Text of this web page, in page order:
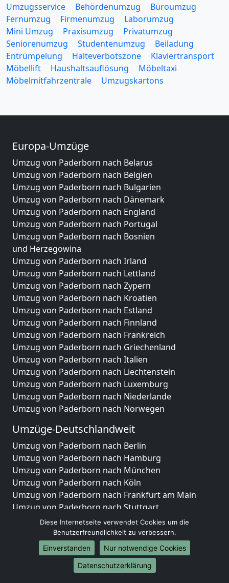
Umzugsservice Behördenumzug
Büroumzug
Fernumzug
Firmenumzug
Laborumzug
Mini Umzug
Praxisumzug
Privatumzug
Seniorenumzug
Studentenumzug
Beiladung
Entrümpelung
Halteverbotszone
Klaviertransport
Möbellift
Haushaltsauflösung
Möbeltaxi
Möbelmitfahrzentrale
Umzugskartons
Europa-Umzüge
Umzug von Paderborn nach Belarus
Umzug von Paderborn nach Belgien
Umzug von Paderborn nach Bulgarien
Umzug von Paderborn nach Dänemark
Umzug von Paderborn nach England
Umzug von Paderborn nach Portugal
Umzug von Paderborn nach Bosnien
und Herzegowina
Umzug von Paderborn nach Irland
Umzug von Paderborn nach Lettland
Umzug von Paderborn nach Zypern
Umzug von Paderborn nach Kroatien
Umzug von Paderborn nach Estland
Umzug von Paderborn nach Finnland
Umzug von Paderborn nach Frankreich
Umzug von Paderborn nach Griechenland
Umzug von Paderborn nach Italien
Umzug von Paderborn nach Liechtenstein
Umzug von Paderborn nach Luxemburg
Umzug von Paderborn nach Niederlande
Umzug von Paderborn nach Norwegen
Umzüge-Deutschlandweit
Umzug von Paderborn nach Berlin
Umzug von Paderborn nach Hamburg
Umzug von Paderborn nach München
Umzug von Paderborn nach Köln
Umzug von Paderborn nach Frankfurt am Main
Umzug von Paderborn nach Stuttgart
Umzug von Paderborn nach Düsseldorf
Umzug von Paderborn nach Leipzig
Umzug von Paderborn nach Dortmund
Umzug von Paderborn nach Essen
Umzug von Paderborn nach Bremen
Diese Internetseite verwendet Cookies um die
Benutzerfreundlichkeit zu verbessern.
Einverstanden
Nur notwendige Cookies
Datenschutzerklärung